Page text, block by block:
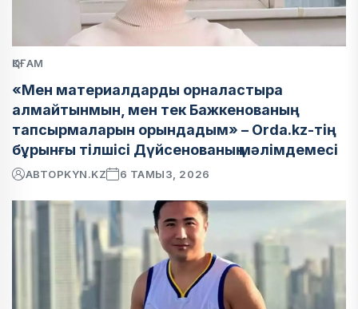
ҚОҒАМ
«Мен материалдарды орналастыра
алмайтынмын, мен тек Бажкенованың
тапсырмаларын орындадым» – Orda.kz-тің
бұрынғы тілшісі Дүйсенованың мәлімдемесі
АВТОРKYN.KZ 6 ТАМЫЗ, 2026